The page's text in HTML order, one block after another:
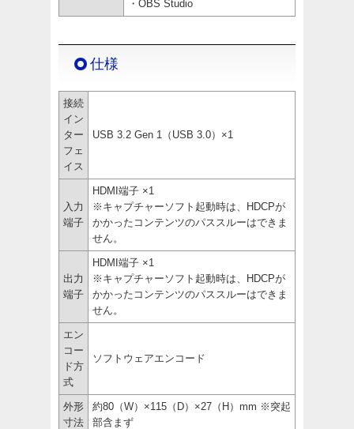
・OBS Studio
仕様
接続
イン
ター
フェ
イス
USB 3.2 Gen 1（USB 3.0）×1
入力
端子
HDMI端子 ×1
※キャプチャーソフト起動時は、HDCPが
かかったコンテンツのパススルーはできま
せん。
出力
端子
HDMI端子 ×1
※キャプチャーソフト起動時は、HDCPが
かかったコンテンツのパススルーはできま
せん。
エン
コー
ド方
式
ソフトウェアエンコード
外形
寸法
約80（W）×115（D）×27（H）mm ※突起
部含まず